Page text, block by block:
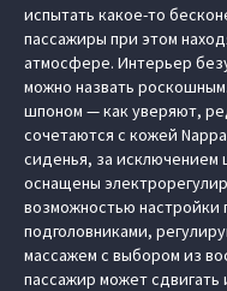
испытать какое-то
пассажиры при этом
атмосфере. Интерьер
можно назвать
шпоном — как уверяют,
сочетаются с кожей
сиденья, за исключением
оснащены
возможностью
подголовниками,
массажем с выбором из
пассажир может